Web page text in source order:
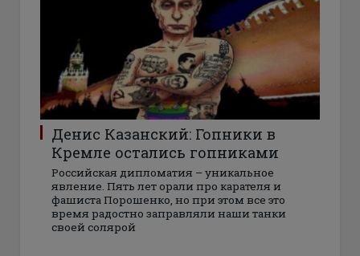
Денис Казанский: Гопники в
Кремле остались гопниками
Российская дипломатия – уникальное
явление. Пять лет орали про карателя и
фашиста Порошенко, но при этом все это
время радостно заправляли наши танки
своей солярой